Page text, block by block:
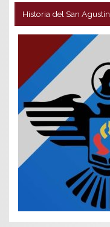
Historia del San Agustín